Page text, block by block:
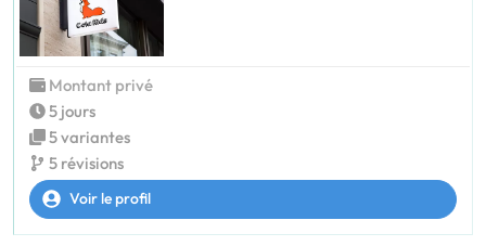
Montant privé
5 jours
5 variantes
5 révisions
Voir le profil